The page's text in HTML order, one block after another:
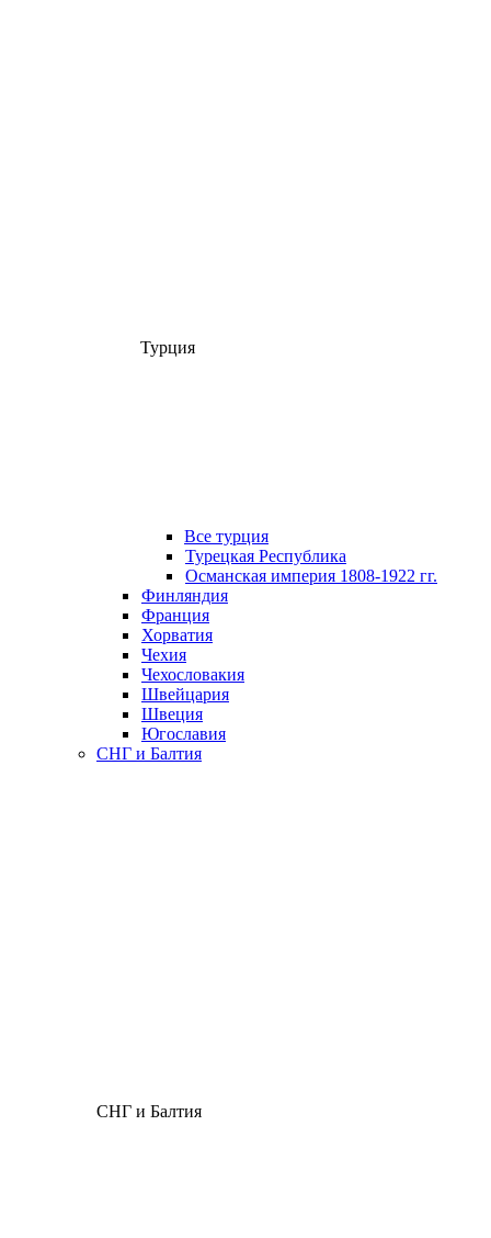
Турция
Все турция
Турецкая Республика
Османская империя 1808-1922 гг.
Финляндия
Франция
Хорватия
Чехия
Чехословакия
Швейцария
Швеция
Югославия
СНГ и Балтия
СНГ и Балтия